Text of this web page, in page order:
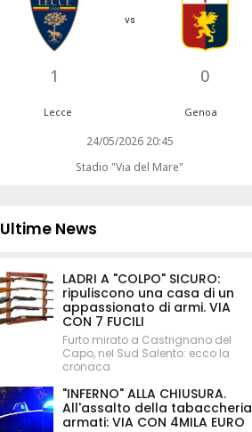
1
vs
0
Lecce Genoa
24/05/2026 20:45
Stadio "Via del Mare"
Ultime News
LADRI A "COLPO" SICURO:
ripuliscono una casa di un
appassionato di armi. VIA
CON 7 FUCILI
Furto mirato a Castrignano del
Capo, nel Sud Salento: ecco la
cronaca
"INFERNO" ALLA CHIUSURA.
All'assalto della tabaccheria
armati: VIA CON 4MILA EURO